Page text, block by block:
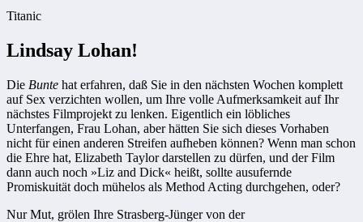
Titanic
Lindsay Lohan!
Die Bunte hat erfahren, daß Sie in den nächsten Wochen komplett
auf Sex verzichten wollen, um Ihre volle Aufmerksamkeit auf Ihr
nächstes Filmprojekt zu lenken. Eigentlich ein löbliches
Unterfangen, Frau Lohan, aber hätten Sie sich dieses Vorhaben
nicht für einen anderen Streifen aufheben können? Wenn man schon
die Ehre hat, Elizabeth Taylor darstellen zu dürfen, und der Film
dann auch noch »Liz and Dick« heißt, sollte ausufernde
Promiskuität doch mühelos als Method Acting durchgehen, oder?
Nur Mut, grölen Ihre Strasberg-Jünger von der